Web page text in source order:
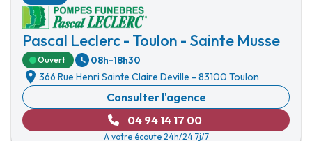
Pascal Leclerc - Toulon - Sainte Musse
Ouvert
08h-18h30
366 Rue Henri Sainte Claire Deville - 83100 Toulon
Consulter l'agence
04 94 14 17 00
A votre écoute 24h/24 7j/7